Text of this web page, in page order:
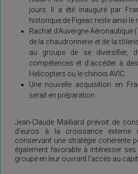
jours. Il a été inauguré par
historique de Figeac reste ainsi le
Rachat d’Auvergne
de la chaudronnerie et de la
au groupe de se diversifier,
compétences et d’accéder à
Helicopters ou le chinois AVIC.
Une nouvelle acquisition en
serait en préparation
Jean-Claude Mailliard prévoit de
d’euros à la croissance
conservant une stratégie cohérente
également favorable à intéresser
groupe en leur ouvrant l’accès au